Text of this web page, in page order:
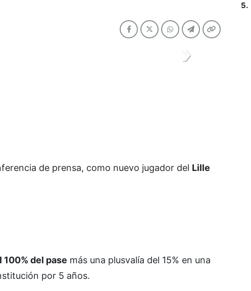
de prensa, como nuevo jugador del Lille
del pase más una plusvalía del 15% en una
por 5 años.
5.